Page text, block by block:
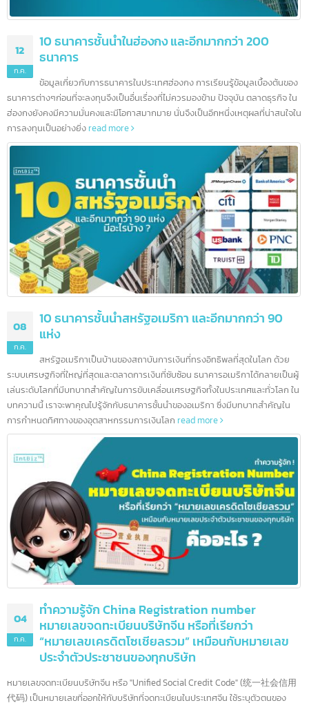
12 10 ธนาคารชั้นนำในฮ่องกง และอีกมากกว่า 200
ธนาคาร
ข้อมูลเกี่ยวกับการธนาคารในประเทศฮ่องกง การเรียนรู้ข้อมูลเบื้องต้นข
ธนาคารต่างๆก่อนที่จะลงทุนจึงเป็นอื่นเรื่องที่ไม่ควรมองข้าม ปัจจุบัน ตลาดธุรกิจ
ฮ่องกงยังคงมีความมั่นคงและมีโอกาสมากมาย นั่นจึงเป็นอีกหนึ่งเหตุผลที่น่าสนใ
การลงทุนเป็นอย่างยิ่งread more
08
10 ธนาคารชั้นนำสหรัฐอเมริกา และอีกมากกว่า 90
แห่ง
สหรัฐอเมริกาเป็นบ้านของสถาบันการเงินที่ทรงอิทธิพลที่สุดในโลก ด้วย
ระบบเศรษฐกิจที่ใหญ่ที่สุดและตลาดการเงินที่ซับซ้อน ธนาคารอเมริกาได้กลายเป็
เล่นระดับโลกที่มีบทบาทสำคัญในการขับเคลื่อนเศรษฐกิจทั้งในประเทศและทั่วโลก
บทความนี้ เราจะพาคุณไปรู้จักกับธนาคารชั้นนำของอเมริกา ซึ่งมีบทบาทสำคัญใน
การกำหนดทิศทางของอุตสาหกรรมการเงินโลกread more